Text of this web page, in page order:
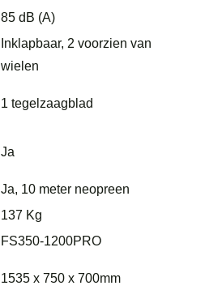
85 dB (A)
Inklapbaar, 2 voorzien van
wielen
1 tegelzaagblad
Ja
Ja, 10 meter neopreen
137 Kg
FS350-1200PRO
1535 x 750 x 700mm